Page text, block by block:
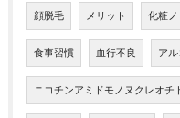
顔脱毛 メリット 化粧ノ
食事習慣 血行不良 ア
ニコチンアミドモノヌクレオチ